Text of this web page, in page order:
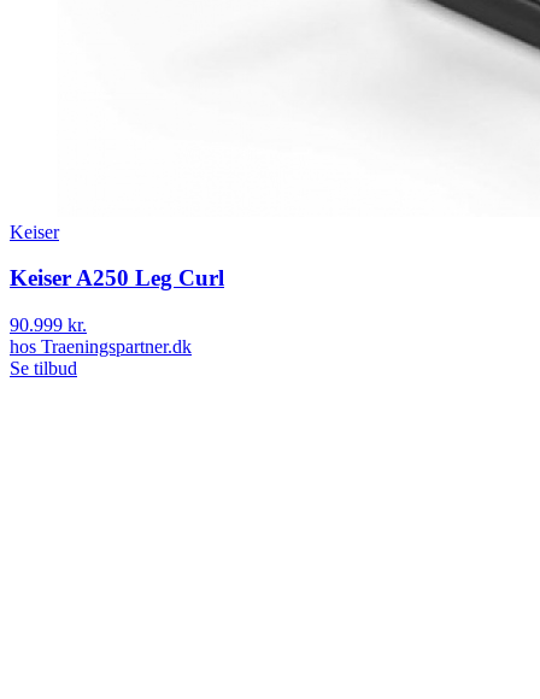
Keiser
Keiser A250 Leg Curl
90.999 kr.
hos Traeningspartner.dk
Se tilbud